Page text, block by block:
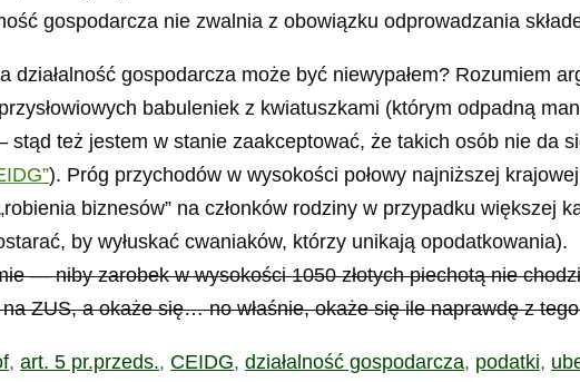
gospodarcza nie zwalnia z obowiązku odprowadzania
działalność gospodarcza może być niewypałem? Rozumiem
babuleniek z kwiatuszkami (którym odpadną
stąd też jestem w stanie zaakceptować, że takich osób nie da
). Próg przychodów w wysokości połowy najniższej
biznesów” na członków rodziny w przypadku
by wyłuskać cwaniaków, którzy unikają opodatkowania).
— niby zarobek w wysokości 1050 złotych piechotą nie
ZUS, a okaże się… no właśnie, okaże się ile naprawdę z
, art. 5 pr.przeds., CEIDG, działalność gospodarcza, podatki,